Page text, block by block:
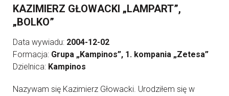
KAZIMIERZ GŁOWACKI „LAMPART”,
„BOLKO”
Data wywiadu: 2004-12-02
Formacja: Grupa „Kampinos”, 1. kompania „Zetesa”
Dzielnica: Kampinos
Nazywam się Kazimierz Głowacki. Urodziłem się w